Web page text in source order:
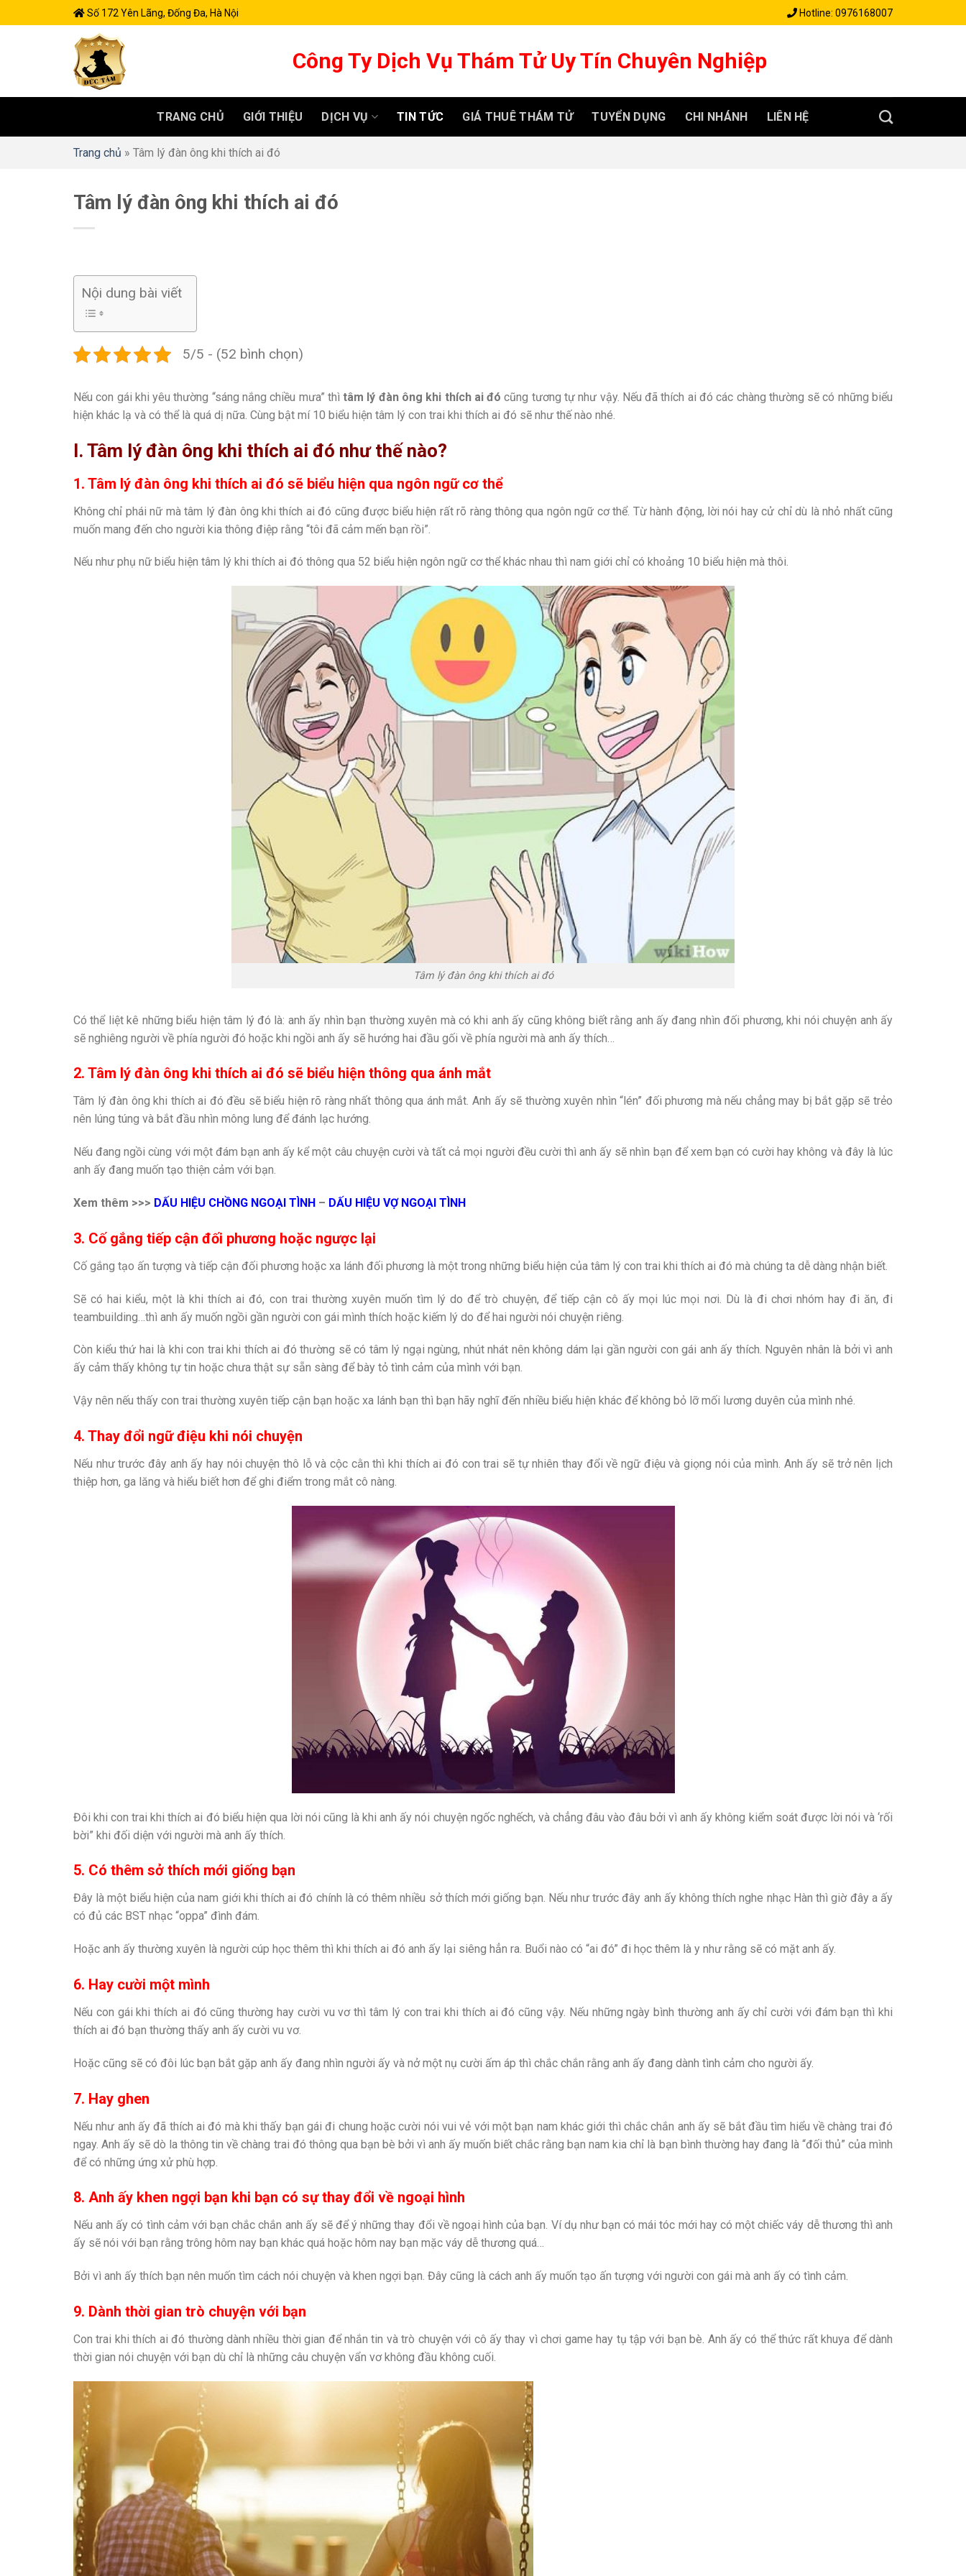
to
Số 172 Yên Lãng, Đống Đa, Hà Nội Hotline: 0976168007
Công Ty Dịch Vụ Thám Tử Uy Tín Chuyên Nghiệp
TRANG CHỦ GIỚI THIỆU DỊCH VỤ TIN TỨC GIÁ THUÊ THÁM TỬ TUYỂN DỤNG CHI NHÁNH LIÊN HỆ
Trang chủ » Tâm lý đàn ông khi thích ai đó
Tâm lý đàn ông khi thích ai đó
Nội dung bài viết
5/5 - (52 bình chọn)
Nếu con gái khi yêu thường “sáng nắng chiều mưa” thìtâm lý đàn ông khi thích ai đó cũng tương tự như vậy. Nếu đã thích ai đó các chàng thường sẽ có những biểu
hiện khác lạ và có thể là quá dị nữa. Cùng bật mí 10 biểu hiện tâm lý con trai khi thích ai đó sẽ như thế nào nhé.
I. Tâm lý đàn ông khi thích ai đó như thế nào?
1. Tâm lý đàn ông khi thích ai đó sẽ biểu hiện qua ngôn ngữ cơ thể
Không chỉ phái nữ mà tâm lý đàn ông khi thích ai đó cũng được biểu hiện rất rõ ràng thông qua ngôn ngữ cơ thể. Từ hành động, lời nói hay cử chỉ dù là nhỏ nhất cũng
muốn mang đến cho người kia thông điệp rằng “tôi đã cảm mến bạn rồi”.
Nếu như phụ nữ biểu hiện tâm lý khi thích ai đó thông qua 52 biểu hiện ngôn ngữ cơ thể khác nhau thì nam giới chỉ có khoảng 10 biểu hiện mà thôi.
Tâm lý đàn ông khi thích ai đó
Có thể liệt kê những biểu hiện tâm lý đó là: anh ấy nhìn bạn thường xuyên mà có khi anh ấy cũng không biết rằng anh ấy đang nhìn đối phương, khi nói chuyện anh ấy
sẽ nghiêng người về phía người đó hoặc khi ngồi anh ấy sẽ hướng hai đầu gối về phía người mà anh ấy thích…
2. Tâm lý đàn ông khi thích ai đó sẽ biểu hiện thông qua ánh mắt
Tâm lý đàn ông khi thích ai đó đều sẽ biểu hiện rõ ràng nhất thông qua ánh mắt. Anh ấy sẽ thường xuyên nhìn “lén” đối phương mà nếu chẳng may bị bắt gặp sẽ trẻo
nên lúng túng và bắt đầu nhìn mông lung để đánh lạc hướng.
Nếu đang ngồi cùng với một đám bạn anh ấy kể một câu chuyện cười và tất cả mọi người đều cười thì anh ấy sẽ nhìn bạn để xem bạn có cười hay không và đây là lúc
anh ấy đang muốn tạo thiện cảm với bạn.
Xem thêm >>> DẤU HIỆU CHỒNG NGOẠI TÌNH – DẤU HIỆU VỢ NGOẠI TÌNH
3. Cố gắng tiếp cận đối phương hoặc ngược lại
Cố gắng tạo ấn tượng và tiếp cận đối phương hoặc xa lánh đối phương là một trong những biểu hiện của tâm lý con trai khi thích ai đó mà chúng ta dễ dàng nhận biết.
Sẽ có hai kiểu, một là khi thích ai đó, con trai thường xuyên muốn tìm lý do để trò chuyện, để tiếp cận cô ấy mọi lúc mọi nơi. Dù là đi chơi nhóm hay đi ăn, đi
teambuilding…thì anh ấy muốn ngồi gần người con gái mình thích hoặc kiếm lý do để hai người nói chuyện riêng.
Còn kiểu thứ hai là khi con trai khi thích ai đó thường sẽ có tâm lý ngại ngùng, nhút nhát nên không dám lại gần người con gái anh ấy thích. Nguyên nhân là bởi vì anh
ấy cảm thấy không tự tin hoặc chưa thật sự sẵn sàng để bày tỏ tình cảm của mình với bạn.
Vậy nên nếu thấy con trai thường xuyên tiếp cận bạn hoặc xa lánh bạn thì bạn hãy nghĩ đến nhiều biểu hiện khác để không bỏ lỡ mối lương duyên của mình nhé.
4. Thay đổi ngữ điệu khi nói chuyện
Nếu như trước đây anh ấy hay nói chuyện thô lỗ và cộc cằn thì khi thích ai đó con trai sẽ tự nhiên thay đổi về ngữ điệu và giọng nói của mình. Anh ấy sẽ trở nên lịch
thiệp hơn, ga lăng và hiểu biết hơn để ghi điểm trong mắt cô nàng.
Đôi khi con trai khi thích ai đó biểu hiện qua lời nói cũng là khi anh ấy nói chuyện ngốc nghếch, và chẳng đâu vào đâu bởi vì anh ấy không kiểm soát được lời nói và ‘rối
bời” khi đối diện với người mà anh ấy thích.
5. Có thêm sở thích mới giống bạn
Đây là một biểu hiện của nam giới khi thích ai đó chính là có thêm nhiều sở thích mới giống bạn. Nếu như trước đây anh ấy không thích nghe nhạc Hàn thì giờ đây a ấy
có đủ các BST nhạc “oppa” đình đám.
Hoặc anh ấy thường xuyên là người cúp học thêm thì khi thích ai đó anh ấy lại siêng hẳn ra. Buổi nào có “ai đó” đi học thêm là y như rằng sẽ có mặt anh ấy.
6. Hay cười một mình
Nếu con gái khi thích ai đó cũng thường hay cười vu vơ thì tâm lý con trai khi thích ai đó cũng vậy. Nếu những ngày bình thường anh ấy chỉ cười với đám bạn thì khi
thích ai đó bạn thường thấy anh ấy cười vu vơ.
Hoặc cũng sẽ có đôi lúc bạn bắt gặp anh ấy đang nhìn người ấy và nở một nụ cười ấm áp thì chắc chắn rằng anh ấy đang dành tình cảm cho người ấy.
7. Hay ghen
Nếu như anh ấy đã thích ai đó mà khi thấy bạn gái đi chung hoặc cười nói vui vẻ với một bạn nam khác giới thì chắc chắn anh ấy sẽ bắt đầu tìm hiểu về chàng trai đó
ngay. Anh ấy sẽ dò la thông tin về chàng trai đó thông qua bạn bè bởi vì anh ấy muốn biết chắc rằng bạn nam kia chỉ là bạn bình thường hay đang là “đối thủ” của mình
để có những ứng xử phù hợp.
8. Anh ấy khen ngợi bạn khi bạn có sự thay đổi về ngoại hình
Nếu anh ấy có tình cảm với bạn chắc chắn anh ấy sẽ để ý những thay đổi về ngoại hình của bạn. Ví dụ như bạn có mái tóc mới hay có một chiếc váy dễ thương thì anh
ấy sẽ nói với bạn rằng trông hôm nay bạn khác quá hoặc hôm nay bạn mặc váy dễ thương quá…
Bởi vì anh ấy thích bạn nên muốn tìm cách nói chuyện và khen ngợi bạn. Đây cũng là cách anh ấy muốn tạo ấn tượng với người con gái mà anh ấy có tình cảm.
9. Dành thời gian trò chuyện với bạn
Con trai khi thích ai đó thường dành nhiều thời gian để nhắn tin và trò chuyện với cô ấy thay vì chơi game hay tụ tập với bạn bè. Anh ấy có thể thức rất khuya để dành
thời gian nói chuyện với bạn dù chỉ là những câu chuyện vẩn vơ không đầu không cuối.